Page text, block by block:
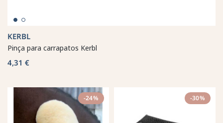
KERBL
Pinça para carrapatos Kerbl
4,31 €
-24% -30%